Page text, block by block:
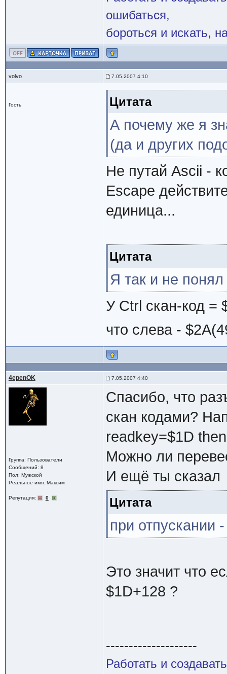
ошибаться,
бороться и искать,
volvo 7.05.2007 4:10
Гость Цитата
А почему же я
(да и других
Не путай Ascii -
Escape
единица...
Цитата
Я так и не
У Ctrl скан-код =
что слева -
4epenOK 7.05.2007 4:40
Группа: Пользователи
Сообщений: 8
Пол: Мужской
Реальное имя: Максим
Репутация: 0
Спасибо, что
скан кодами?
readkey=$1D
Можно ли
И ещё ты сказал
Цитата
при отпускании
Это значит что
$1D+128 ?
--------------------
Работать и